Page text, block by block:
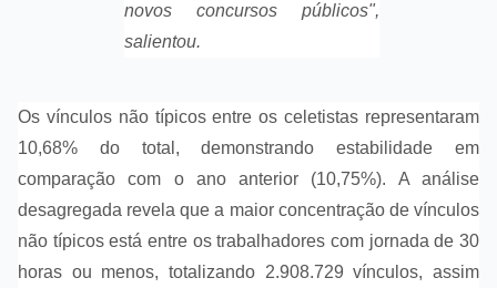
novos concursos públicos",
salientou.
Os vínculos não típicos entre os celetistas representaram
10,68% do total, demonstrando estabilidade em
comparação com o ano anterior (10,75%). A análise
desagregada revela que a maior concentração de vínculos
não típicos está entre os trabalhadores com jornada de 30
horas ou menos, totalizando 2.908.729 vínculos, assim